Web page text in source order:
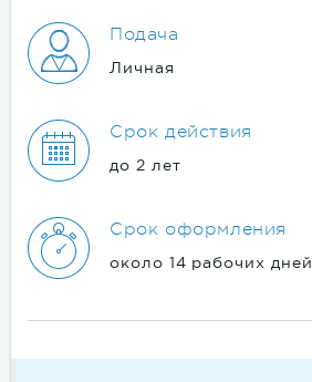
Подача
Личная
Срок действия
до 2 лет
Срок оформления
около 14 рабочих дней